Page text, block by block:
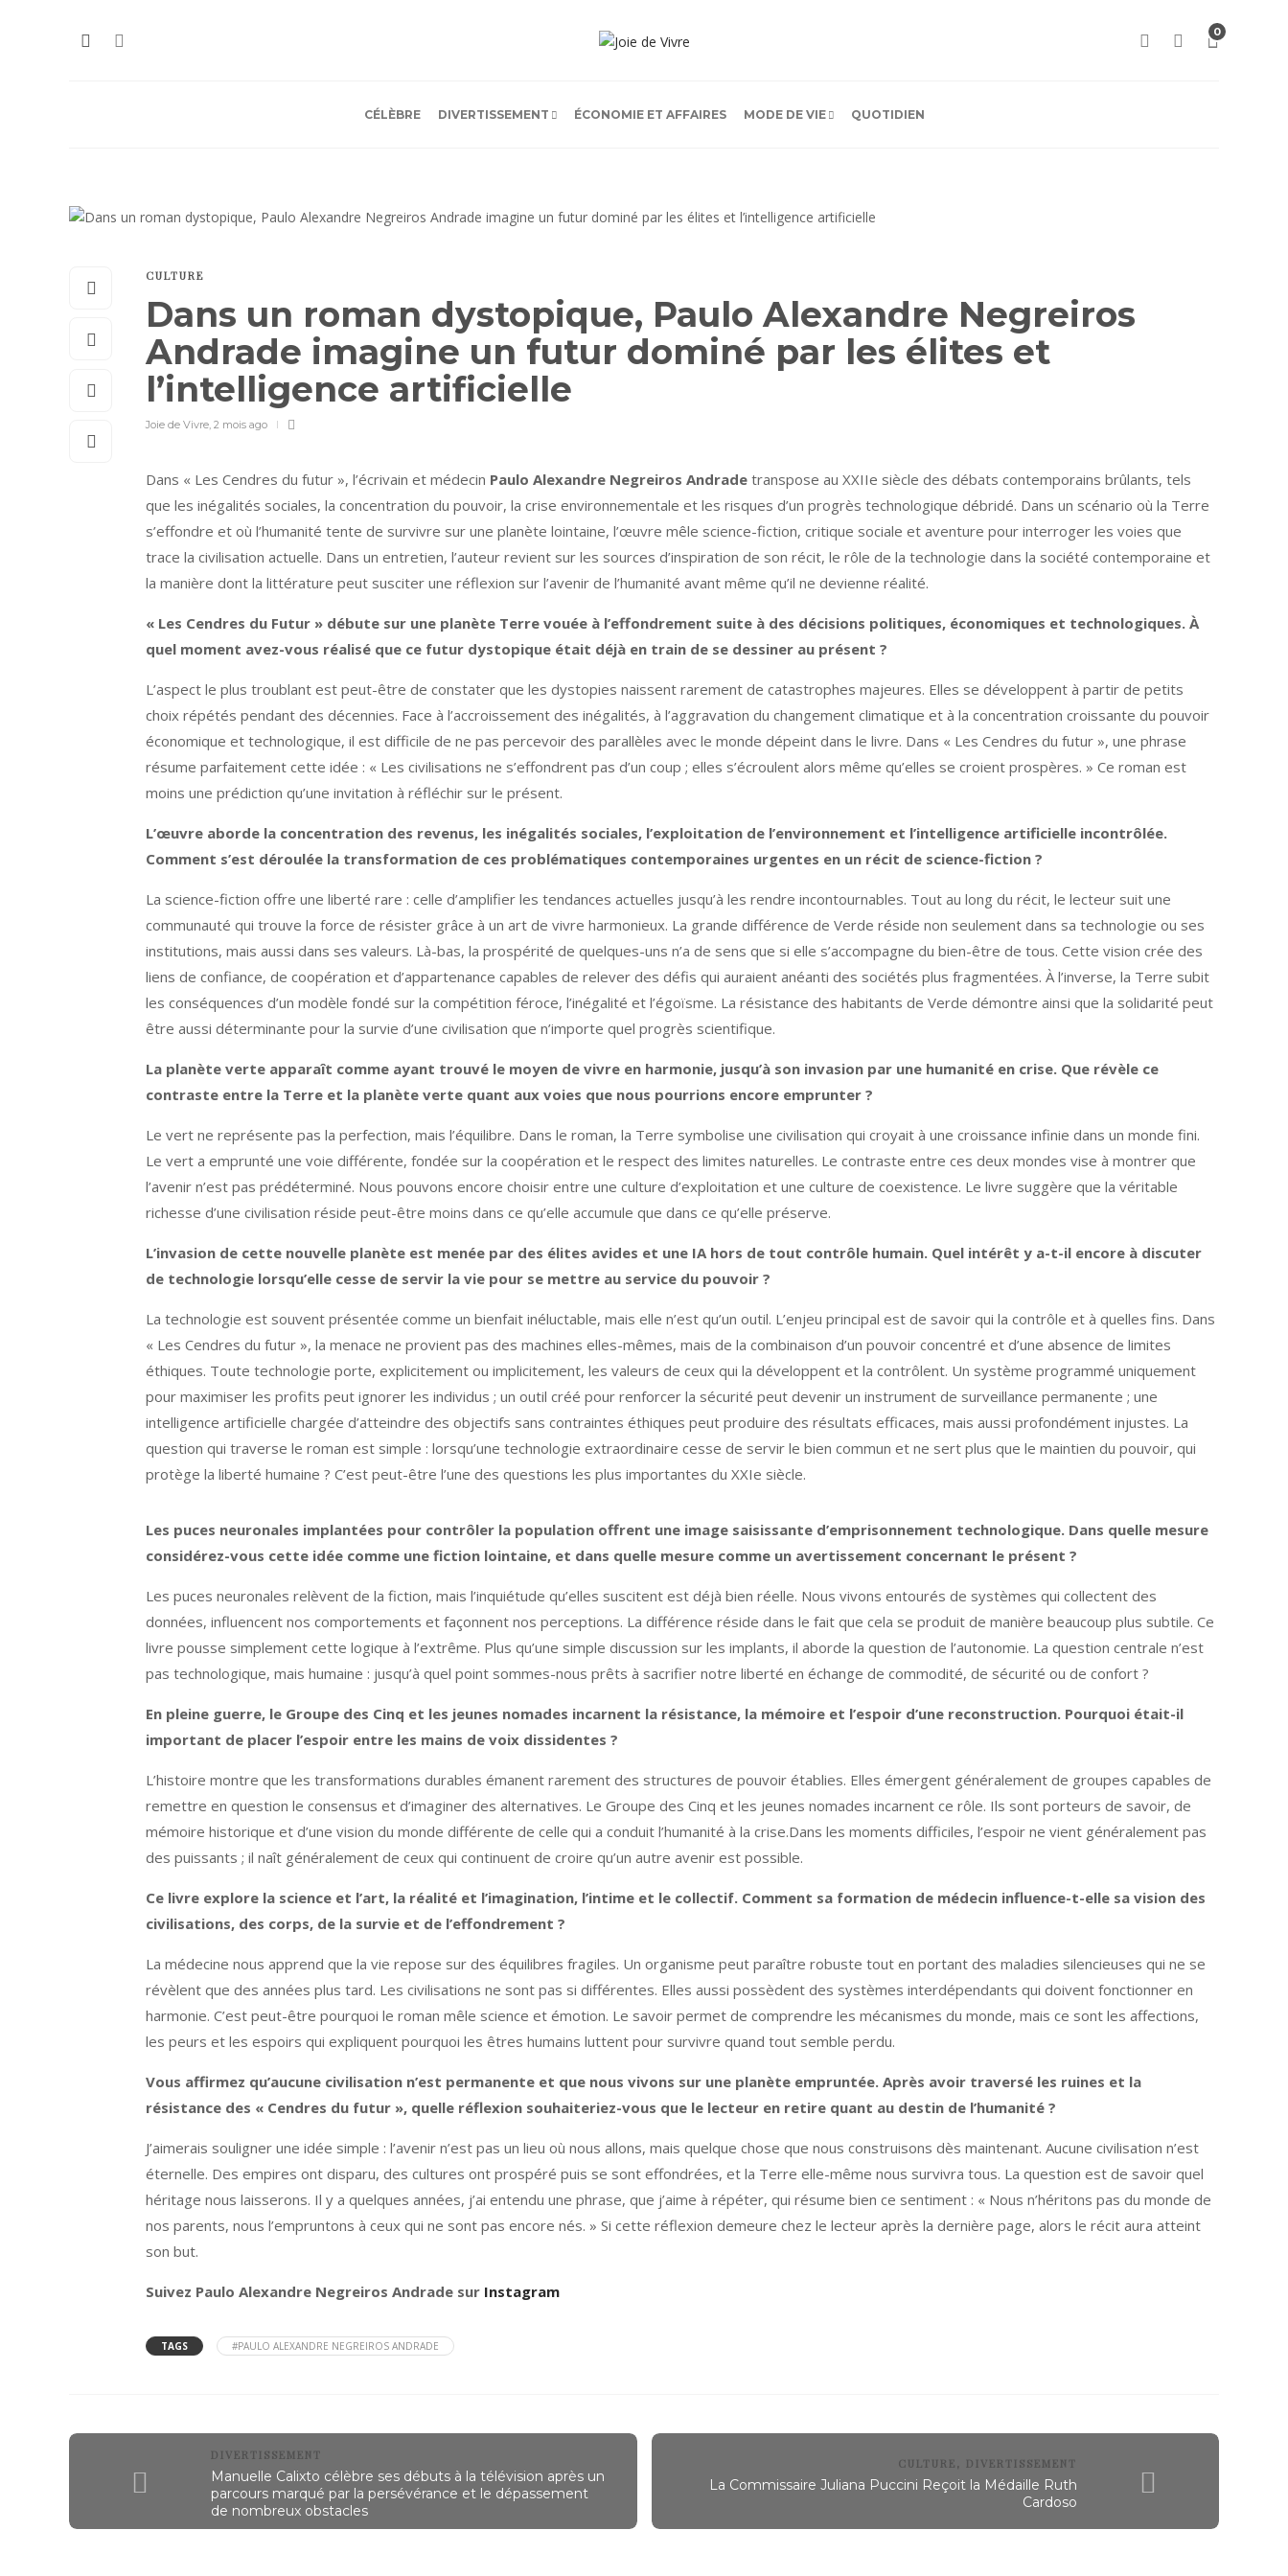
0
CÉLÈBRE DIVERTISSEMENT ÉCONOMIE ET AFFAIRES MODE DE VIE QUOTIDIEN
CULTURE
Dans un roman dystopique, Paulo Alexandre Negreiros
Andrade imagine un futur dominé par les élites et
l’intelligence artificielle
Joie de Vivre, 2 mois ago
Dans « Les Cendres du futur », l’écrivain et médecin Paulo Alexandre Negreiros Andrade transpose au XXIIe siècle des débats contemporains brûlants, tels
que les inégalités sociales, la concentration du pouvoir, la crise environnementale et les risques d’un progrès technologique débridé. Dans un scénario où la Terre
s’effondre et où l’humanité tente de survivre sur une planète lointaine, l’œuvre mêle science-fiction, critique sociale et aventure pour interroger les voies que
trace la civilisation actuelle. Dans un entretien, l’auteur revient sur les sources d’inspiration de son récit, le rôle de la technologie dans la société contemporaine et
la manière dont la littérature peut susciter une réflexion sur l’avenir de l’humanité avant même qu’il ne devienne réalité.
« Les Cendres du Futur » débute sur une planète Terre vouée à l’effondrement suite à des décisions politiques, économiques et technologiques. À
quel moment avez-vous réalisé que ce futur dystopique était déjà en train de se dessiner au présent ?
L’aspect le plus troublant est peut-être de constater que les dystopies naissent rarement de catastrophes majeures. Elles se développent à partir de petits
choix répétés pendant des décennies. Face à l’accroissement des inégalités, à l’aggravation du changement climatique et à la concentration croissante du pouvoir
économique et technologique, il est difficile de ne pas percevoir des parallèles avec le monde dépeint dans le livre. Dans « Les Cendres du futur », une phrase
résume parfaitement cette idée : « Les civilisations ne s’effondrent pas d’un coup ; elles s’écroulent alors même qu’elles se croient prospères. » Ce roman est
moins une prédiction qu’une invitation à réfléchir sur le présent.
L’œuvre aborde la concentration des revenus, les inégalités sociales, l’exploitation de l’environnement et l’intelligence artificielle incontrôlée.
Comment s’est déroulée la transformation de ces problématiques contemporaines urgentes en un récit de science-fiction ?
La science-fiction offre une liberté rare : celle d’amplifier les tendances actuelles jusqu’à les rendre incontournables. Tout au long du récit, le lecteur suit une
communauté qui trouve la force de résister grâce à un art de vivre harmonieux. La grande différence de Verde réside non seulement dans sa technologie ou ses
institutions, mais aussi dans ses valeurs. Là-bas, la prospérité de quelques-uns n’a de sens que si elle s’accompagne du bien-être de tous. Cette vision crée des
liens de confiance, de coopération et d’appartenance capables de relever des défis qui auraient anéanti des sociétés plus fragmentées. À l’inverse, la Terre subit
les conséquences d’un modèle fondé sur la compétition féroce, l’inégalité et l’égoïsme. La résistance des habitants de Verde démontre ainsi que la solidarité peut
être aussi déterminante pour la survie d’une civilisation que n’importe quel progrès scientifique.
La planète verte apparaît comme ayant trouvé le moyen de vivre en harmonie, jusqu’à son invasion par une humanité en crise. Que révèle ce
contraste entre la Terre et la planète verte quant aux voies que nous pourrions encore emprunter ?
Le vert ne représente pas la perfection, mais l’équilibre. Dans le roman, la Terre symbolise une civilisation qui croyait à une croissance infinie dans un monde fini.
Le vert a emprunté une voie différente, fondée sur la coopération et le respect des limites naturelles. Le contraste entre ces deux mondes vise à montrer que
l’avenir n’est pas prédéterminé. Nous pouvons encore choisir entre une culture d’exploitation et une culture de coexistence. Le livre suggère que la véritable
richesse d’une civilisation réside peut-être moins dans ce qu’elle accumule que dans ce qu’elle préserve.
L’invasion de cette nouvelle planète est menée par des élites avides et une IA hors de tout contrôle humain. Quel intérêt y a-t-il encore à discuter
de technologie lorsqu’elle cesse de servir la vie pour se mettre au service du pouvoir ?
La technologie est souvent présentée comme un bienfait inéluctable, mais elle n’est qu’un outil. L’enjeu principal est de savoir qui la contrôle et à quelles fins. Dans
« Les Cendres du futur », la menace ne provient pas des machines elles-mêmes, mais de la combinaison d’un pouvoir concentré et d’une absence de limites
éthiques. Toute technologie porte, explicitement ou implicitement, les valeurs de ceux qui la développent et la contrôlent. Un système programmé uniquement
pour maximiser les profits peut ignorer les individus ; un outil créé pour renforcer la sécurité peut devenir un instrument de surveillance permanente ; une
intelligence artificielle chargée d’atteindre des objectifs sans contraintes éthiques peut produire des résultats efficaces, mais aussi profondément injustes. La
question qui traverse le roman est simple : lorsqu’une technologie extraordinaire cesse de servir le bien commun et ne sert plus que le maintien du pouvoir, qui
protège la liberté humaine ? C’est peut-être l’une des questions les plus importantes du XXIe siècle.
Les puces neuronales implantées pour contrôler la population offrent une image saisissante d’emprisonnement technologique. Dans quelle mesure
considérez-vous cette idée comme une fiction lointaine, et dans quelle mesure comme un avertissement concernant le présent ?
Les puces neuronales relèvent de la fiction, mais l’inquiétude qu’elles suscitent est déjà bien réelle. Nous vivons entourés de systèmes qui collectent des
données, influencent nos comportements et façonnent nos perceptions. La différence réside dans le fait que cela se produit de manière beaucoup plus subtile. Ce
livre pousse simplement cette logique à l’extrême. Plus qu’une simple discussion sur les implants, il aborde la question de l’autonomie. La question centrale n’est
pas technologique, mais humaine : jusqu’à quel point sommes-nous prêts à sacrifier notre liberté en échange de commodité, de sécurité ou de confort ?
En pleine guerre, le Groupe des Cinq et les jeunes nomades incarnent la résistance, la mémoire et l’espoir d’une reconstruction. Pourquoi était-il
important de placer l’espoir entre les mains de voix dissidentes ?
L’histoire montre que les transformations durables émanent rarement des structures de pouvoir établies. Elles émergent généralement de groupes capables de
remettre en question le consensus et d’imaginer des alternatives. Le Groupe des Cinq et les jeunes nomades incarnent ce rôle. Ils sont porteurs de savoir, de
mémoire historique et d’une vision du monde différente de celle qui a conduit l’humanité à la crise.Dans les moments difficiles, l’espoir ne vient généralement pas
des puissants ; il naît généralement de ceux qui continuent de croire qu’un autre avenir est possible.
Ce livre explore la science et l’art, la réalité et l’imagination, l’intime et le collectif. Comment sa formation de médecin influence-t-elle sa vision des
civilisations, des corps, de la survie et de l’effondrement ?
La médecine nous apprend que la vie repose sur des équilibres fragiles. Un organisme peut paraître robuste tout en portant des maladies silencieuses qui ne se
révèlent que des années plus tard. Les civilisations ne sont pas si différentes. Elles aussi possèdent des systèmes interdépendants qui doivent fonctionner en
harmonie. C’est peut-être pourquoi le roman mêle science et émotion. Le savoir permet de comprendre les mécanismes du monde, mais ce sont les affections,
les peurs et les espoirs qui expliquent pourquoi les êtres humains luttent pour survivre quand tout semble perdu.
Vous affirmez qu’aucune civilisation n’est permanente et que nous vivons sur une planète empruntée. Après avoir traversé les ruines et la
résistance des « Cendres du futur », quelle réflexion souhaiteriez-vous que le lecteur en retire quant au destin de l’humanité ?
J’aimerais souligner une idée simple : l’avenir n’est pas un lieu où nous allons, mais quelque chose que nous construisons dès maintenant. Aucune civilisation n’est
éternelle. Des empires ont disparu, des cultures ont prospéré puis se sont effondrées, et la Terre elle-même nous survivra tous. La question est de savoir quel
héritage nous laisserons. Il y a quelques années, j’ai entendu une phrase, que j’aime à répéter, qui résume bien ce sentiment : « Nous n’héritons pas du monde de
nos parents, nous l’empruntons à ceux qui ne sont pas encore nés. » Si cette réflexion demeure chez le lecteur après la dernière page, alors le récit aura atteint
son but.
Suivez Paulo Alexandre Negreiros Andrade sur Instagram
TAGS #PAULO ALEXANDRE NEGREIROS ANDRADE
DIVERTISSEMENT
Manuelle Calixto célèbre ses débuts à la télévision après un
parcours marqué par la persévérance et le dépassement
de nombreux obstacles
CULTURE , DIVERTISSEMENT
La Commissaire Juliana Puccini Reçoit la Médaille Ruth
Cardoso